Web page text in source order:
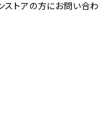
ストアの方にお問い合わ